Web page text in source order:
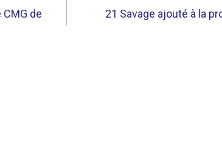
CMG de
21 Savage ajouté à la